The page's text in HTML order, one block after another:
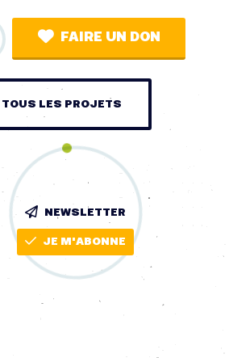
FAIRE UN DON
TOUS LES PROJETS
NEWSLETTER
JE M'ABONNE